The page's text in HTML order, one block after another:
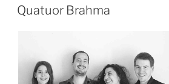
LE
Quatuor Brahma